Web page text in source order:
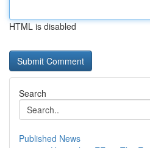
HTML is disabled
Search
Published News